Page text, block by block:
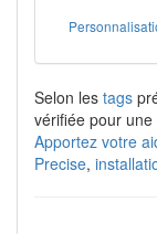
Selon les tags
vérifiée pour une
Apportez votre
Precise,